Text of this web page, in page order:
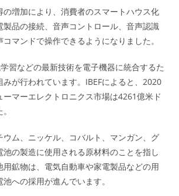
の増加により、消費者のスマートハウス化
製品の接続、音声コントロール、音声認識
マンドで操作できるようになりました。
習などの最新技術を電子機器に統合するた
が行われています。IBEFによると、2020
マーエレクトロニクス市場は4261億米ド
ウム、ニッケル、コバルト、マンガン、グ
池の製造に使用される原材料のことを指し
用鉱物は、電気自動車や家電製品などの用
への採用が進んでいます。